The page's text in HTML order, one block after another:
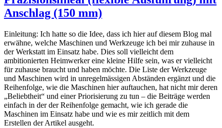
Anschlag (150 mm)
Einleitung: Ich hatte so die Idee, dass ich hier auf diesem Blog mal
erwähne, welche Maschinen und Werkzeuge ich bei mir zuhause in
der Werkstatt im Einsatz habe. Dies soll vielleicht dem
ambitionierten Heimwerker eine kleine Hilfe sein, was er vielleicht
für zuhause braucht und haben möchte. Die Liste der Werkzeuge
und Maschinen wird in unregelmässigen Abständen ergänzt und die
Reihenfolge, wie die Maschinen hier auftauchen, hat nicht mir deren
„Beliebtheit“ und einer Priorisierung zu tun – die Beiträge werden
einfach in der der Reihenfolge gemacht, wie ich gerade die
Maschinen im Einsatz habe und wie es mir zeitlich mit dem
Erstellen der Artikel ausgeht.